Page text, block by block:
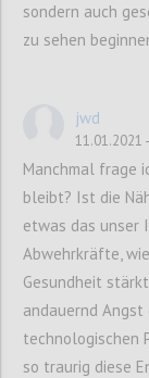
Der
wichtige
allgemein
sind wir
besten
denken
sondern auch
zu sehen
jwd
11.01.2021
Manchmal frage
bleibt? Ist die
etwas das unser
Abwehrkräfte,
Gesundheit
andauernd Angst
technologischen
so traurig diese